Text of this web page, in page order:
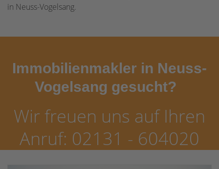
in Neuss-Vogelsang.
Immobilienmakler in Neuss-
Vogelsang gesucht?
Wir freuen uns auf Ihren
Anruf: 02131 - 604020